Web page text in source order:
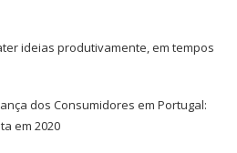
ideias produtivamente, em tempos
dos Consumidores em Portugal:
em 2020